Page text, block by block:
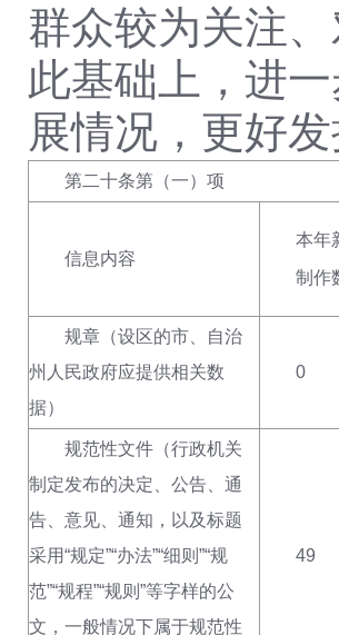
群众较为关注
此基础上，进
展情况，更好
第二十条第（一）项
信息内容
本年
制作
规章 （设区的市、自治
州人民政府应提供相关数
据）
0
规范性文件（行政机关
制定发布的决定、公告、通
告、意见、通知，以及标题
采用“规定”“办法”“细则”“规
范”“规程”“规则”等字样的公
文，一般情况下属于规范性
49